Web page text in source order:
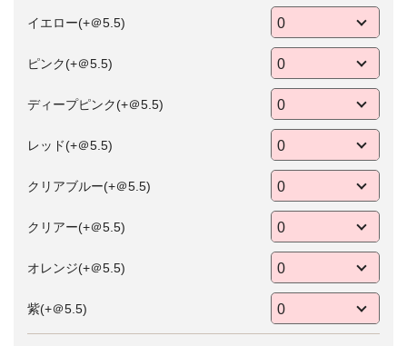
イエロー(+＠5.5)
ピンク(+＠5.5)
ディープピンク(+＠5.5)
レッド(+＠5.5)
クリアブルー(+＠5.5)
クリアー(+＠5.5)
オレンジ(+＠5.5)
紫(+＠5.5)